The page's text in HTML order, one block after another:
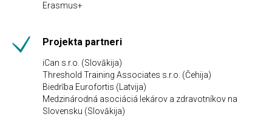
Erasmus+
Projekta partneri
iCan s.r.o. (Slovākija)
Threshold Training Associates s.r.o. (Čehija)
Biedrība Eurofortis (Latvija)
Medzinárodná asociáciá lekárov a zdravotníkov na
Slovensku (Slovākija)